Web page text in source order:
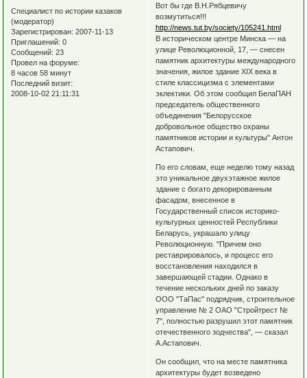
Специалист по истории казаков
(модератор)
Зарегистрирован: 2007-11-13
Приглашений: 0
Сообщений: 23
Провел на форуме:
8 часов 58 минут
Последний визит:
2008-10-02 21:11:31
Вот бы где В.Н.Рябцевичу
возмутиться!!!
http://news.tut.by/society/105241.html
В историческом центре Минска — на
улице Революционной, 17, — снесен
памятник архитектуры международного
значения, жилое здание XIX века в
стиле классицизма с элементами
эклектики. Об этом сообщил БелаПАН
председатель общественного
объединения "Белорусское
добровольное общество охраны
памятников истории и культуры" Антон
Астапович.
По его словам, еще неделю тому назад
это уникальное двухэтажное жилое
здание с богато декорированным
фасадом, внесенное в
Государственный список историко-
культурных ценностей Республики
Беларусь, украшало улицу
Революционную. "Причем оно
реставрировалось, и процесс его
восстановления находился в
завершающей стадии. Однако в
течение нескольких дней по заказу
ООО "ТаПас" подрядчик, строительное
управление № 2 ОАО "Стройтрест №
7", полностью разрушил этот памятник
отечественного зодчества", — сказал
А.Астапович.
Он сообщил, что на месте памятника
архитектуры будет возведено